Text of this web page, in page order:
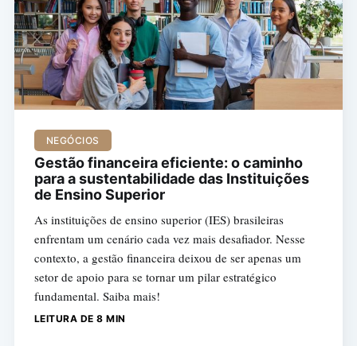
NEGÓCIOS
Gestão financeira eficiente: o caminho
para a sustentabilidade das Instituições
de Ensino Superior
As instituições de ensino superior (IES) brasileiras
enfrentam um cenário cada vez mais desafiador. Nesse
contexto, a gestão financeira deixou de ser apenas um
setor de apoio para se tornar um pilar estratégico
fundamental. Saiba mais!
LEITURA DE 8 MIN